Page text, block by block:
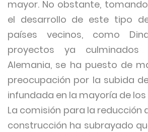
mayor. No obstante,
el desarrollo de este tipo
países vecinos, como
proyectos ya
Alemania, se ha puesto de
preocupación por la subida
infundada en la mayoría de
La comisión para la reducción
construcción ha subrayado